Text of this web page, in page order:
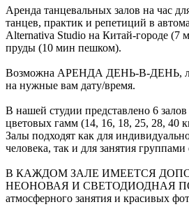
Аренда танцевальных залов на час
танцев, практик и репетиций в
Alternativa Studio на Китай-городе (7
пруды (10 мин пешком).
Возможна АРЕНДА ДЕНЬ-В-ДЕНЬ,
на нужные вам дату/время.
В нашей студии представлено 6
цветовых гамм (14, 16, 18, 25, 28, 40
Залы подходят как для
человека, так и для занятия
В КАЖДОМ ЗАЛЕ ИМЕЕТСЯ
НЕОНОВАЯ И СВЕТОДИОДНАЯ
атмосферного занятия и красивых